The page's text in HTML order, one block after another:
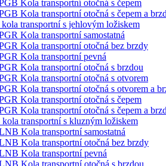
Kola transportní otočná s čepem
Kola transportní otočná s čepem a
transportní s jehlovým ložiskem
Kola transportní samostatná
Kola transportní otočná bez brzdy
Kola transportní pevná
Kola transportní otočná s brzdou
Kola transportní otočná s otvorem
Kola transportní otočná s otvorem a
Kola transportní otočná s čepem
Kola transportní otočná s čepem a
transportní s kluzným ložiskem
Kola transportní samostatná
Kola transportní otočná bez brzdy
Kola transportní pevná
Kola transportní otočná s brzdou